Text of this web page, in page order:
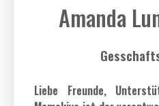
Amanda
Liebe Freunde,